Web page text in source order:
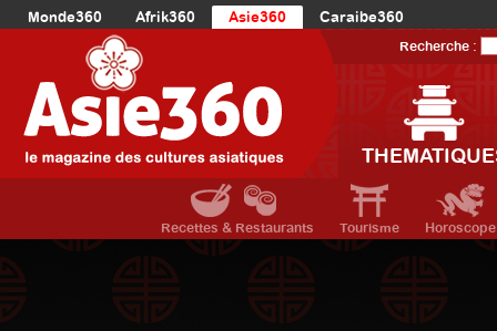
Monde360 Afrik360 Asie360
Caraibe360
Europe360
AmériqueDuNord360
Océanie360
Recherche :
Recettes & Restaurants Tourisme Horoscope